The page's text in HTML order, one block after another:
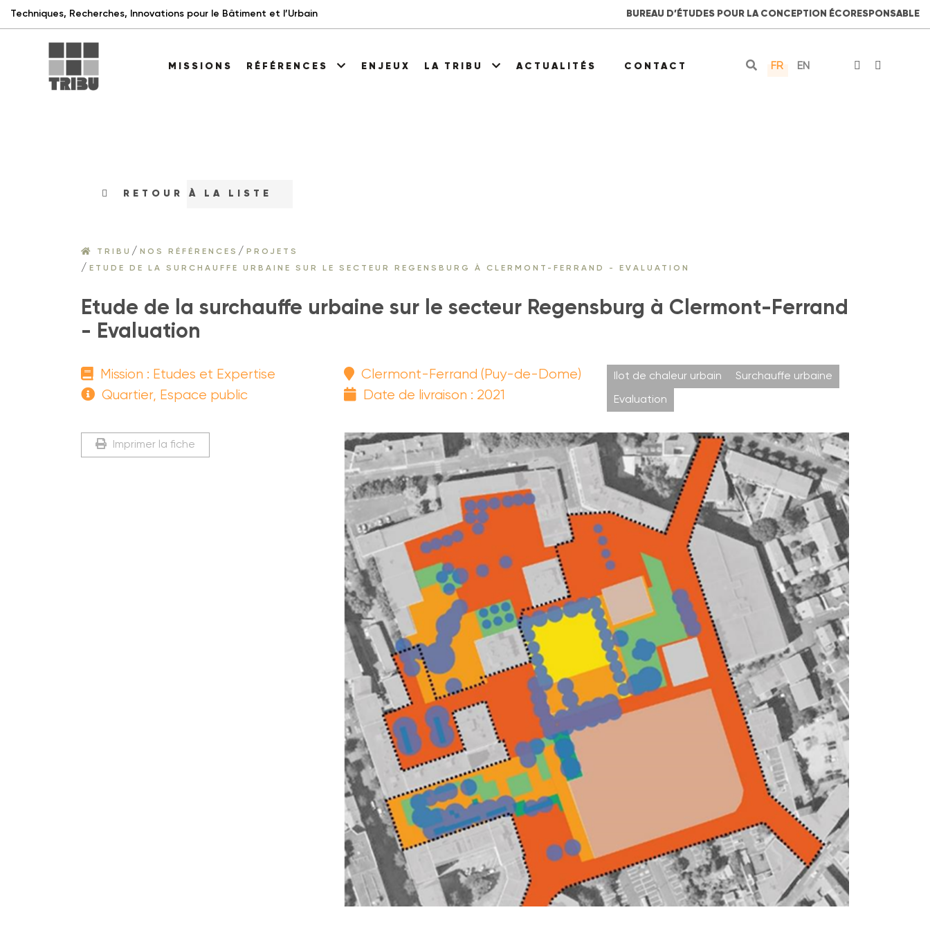
Techniques, Recherches, Innovations pour le Bâtiment et l’Urbain BUREAU D’ÉTUDES POUR LA CONCEPTION ÉCORESPONSABLE
MISSIONS RÉFÉRENCES ENJEUX LA TRIBU ACTUALITÉS CONTACT FR EN
RETOUR À LA LISTE
TRIBU / NOS RÉFÉRENCES / PROJETS
/ ETUDE DE LA SURCHAUFFE URBAINE SUR LE SECTEUR REGENSBURG À CLERMONT-FERRAND - EVALUATION
Etude de la surchauffe urbaine sur le secteur Regensburg à Clermont-Ferrand
- Evaluation
Mission : Etudes et Expertise
Quartier, Espace public
Clermont-Ferrand (Puy-de-Dome)
Date de livraison : 2021
Ilot de chaleur urbain Surchauffe urbaine
Evaluation
Imprimer la fiche